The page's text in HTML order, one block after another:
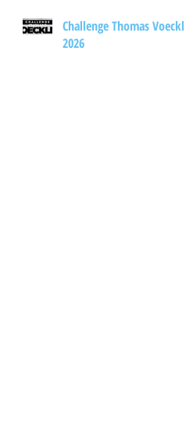
Challenge Thomas Voeckler
2026